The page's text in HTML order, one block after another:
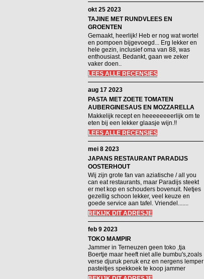
okt 25 2023
TAJINE MET RUNDVLEES EN
GROENTEN
Gemaakt, heerlijk! Heb er nog wat wortel
en pompoen bijgevoegd... Erg lekker en
hele gezin, inclusief oma van 88, was
enthousiast. Bedankt, gaan we zeker
vaker doen..
LEES ALLE RECENSIES
aug 17 2023
PASTA MET ZOETE TOMATEN
AUBERGINESAUS EN MOZZARELLA
Makkelijk recept en heeeeeeeerlijk om te
eten bij een lekker glaasje wijn.!!
LEES ALLE RECENSIES
mei 8 2023
JAPANS RESTAURANT PARADIJS
OOSTERHOUT
Wij zijn grote fan van aziatische / all you
can eat restaurants, maar Paradijs steekt
er met kop en schouders bovenuit. Netjes
gezellig schoon lekker, veel keuze en
goede service aan tafel. Vriendel.......
BEKIJK DIT ADRESJE
feb 9 2023
TOKO MAMPIR
Jammer in Terneuzen geen toko ,tja
Boertje maar heeft niet alle bumbu's,zoals
verse djuruk peruk enz en nergens lemper
pasteitjes spekkoek te koop jammer